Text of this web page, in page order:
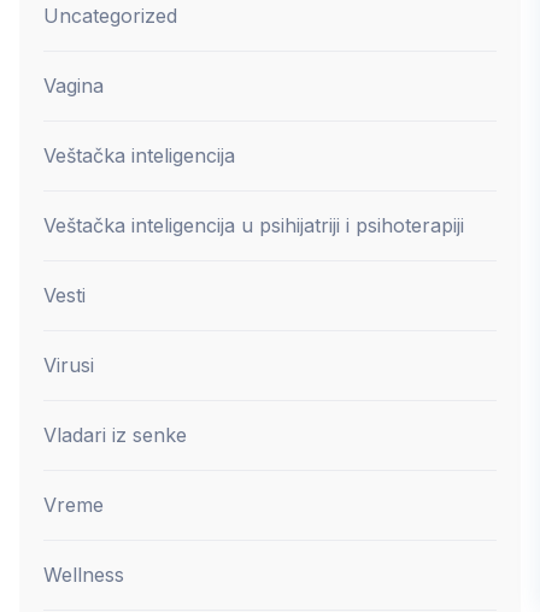
Uncategorized
Vagina
Veštačka inteligencija
Veštačka inteligencija u psihijatriji i psihoterapiji
Vesti
Virusi
Vladari iz senke
Vreme
Wellness